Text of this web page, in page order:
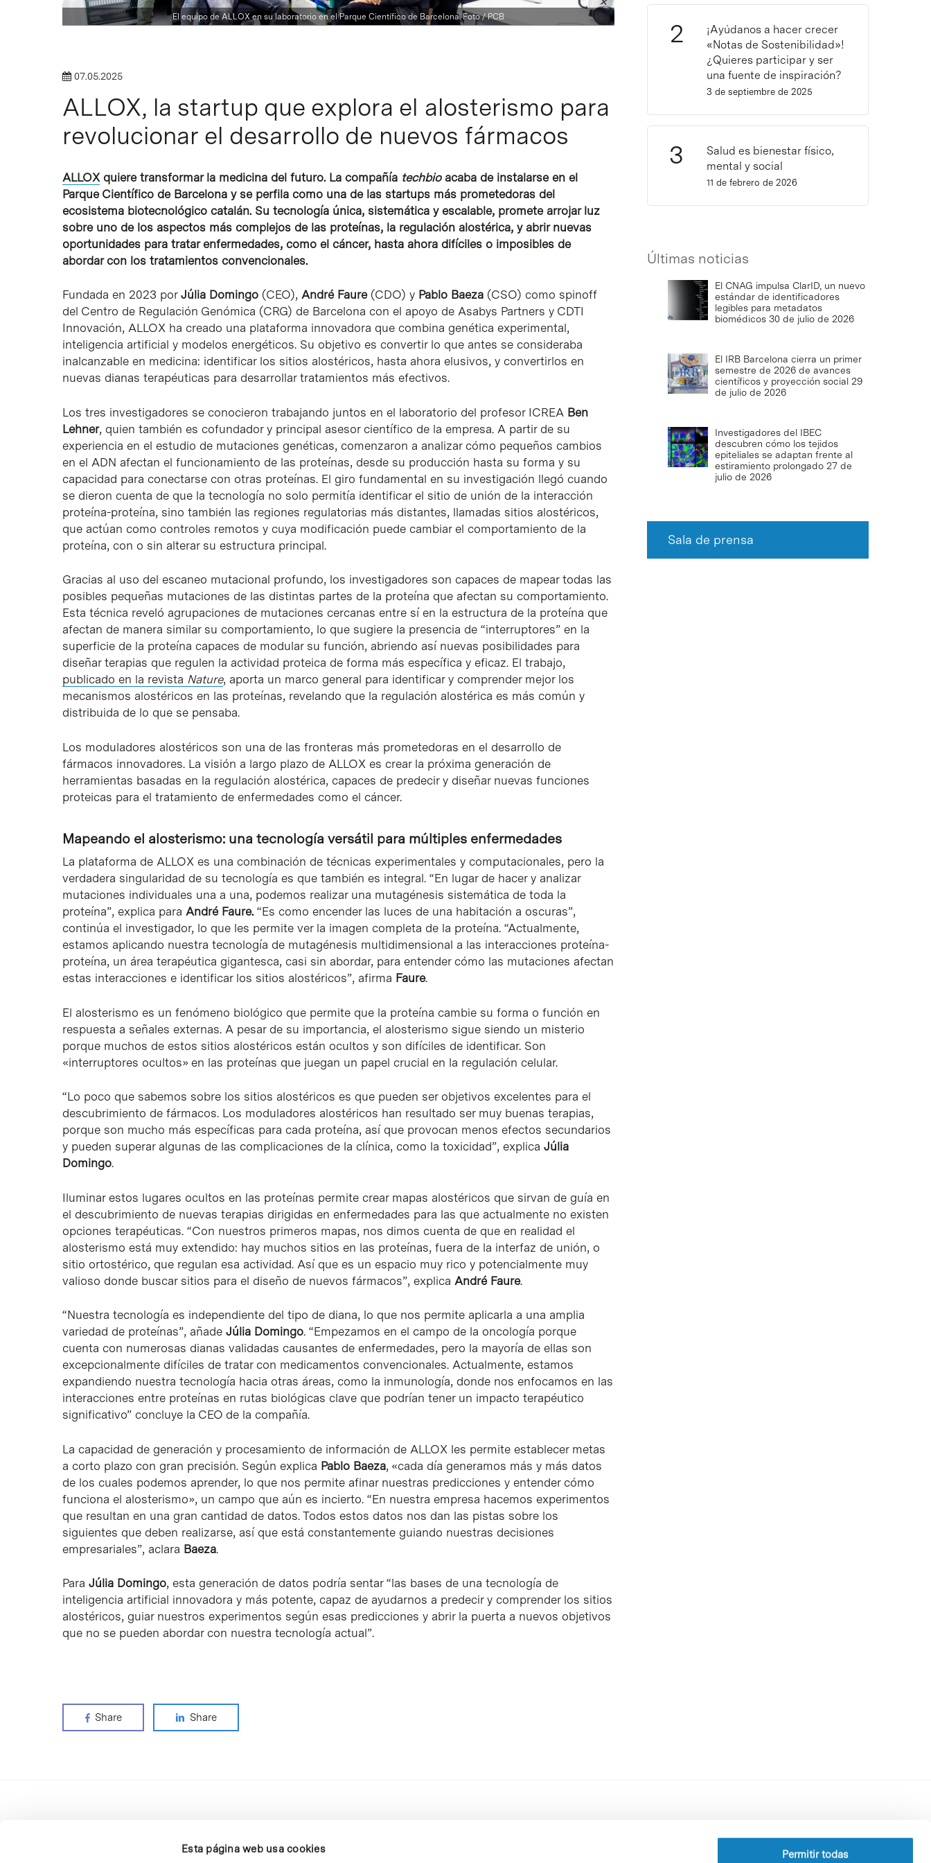
Esta página web usa cookies Permitir todas
El equipo de ALLOX en su laboratorio en el Parque Científico de Barcelona. Foto / PCB
07.05.2025
ALLOX, la startup que explora el alosterismo para
revolucionar el desarrollo de nuevos fármacos
ALLOX quiere transformar la medicina del futuro. La compañía techbioacaba de instalarse en el
Parque Científico de Barcelona y se perfila como una de las startups más prometedoras del
ecosistema biotecnológico catalán. Su tecnología única, sistemática y escalable, promete arrojar luz
sobre uno de los aspectos más complejos de las proteínas, la regulación alostérica, y abrir nuevas
oportunidades para tratar enfermedades, como el cáncer, hasta ahora difíciles o imposibles de
abordar con los tratamientos convencionales.
Fundada en 2023 por Júlia Domingo (CEO), André Faure(CDO) y Pablo Baeza (CSO) como spinoff
del Centro de Regulación Genómica (CRG) de Barcelona con el apoyo de Asabys Partners y CDTI
Innovación, ALLOX ha creado una plataforma innovadora que combina genética experimental,
inteligencia artificial y modelos energéticos. Su objetivo es convertir lo que antes se consideraba
inalcanzable en medicina: identificar los sitios alostéricos, hasta ahora elusivos, y convertirlos en
nuevas dianas terapéuticas para desarrollar tratamientos más efectivos.
Los tres investigadores se conocieron trabajando juntos en el laboratorio del profesor ICREA Ben
Lehner, quien también es cofundador y principal asesor científico de la empresa. A partir de su
experiencia en el estudio de mutaciones genéticas, comenzaron a analizar cómo pequeños cambios
en el ADN afectan el funcionamiento de las proteínas, desde su producción hasta su forma y su
capacidad para conectarse con otras proteínas. El giro fundamental en su investigación llegó cuando
se dieron cuenta de que la tecnología no solo permitía identificar el sitio de unión de la interacción
proteína-proteína, sino también las regiones regulatorias más distantes, llamadas sitios alostéricos,
que actúan como controles remotos y cuya modificación puede cambiar el comportamiento de la
proteína, con o sin alterar su estructura principal.
Gracias al uso del escaneo mutacional profundo, los investigadores son capaces de mapear todas las
posibles pequeñas mutaciones de las distintas partes de la proteína que afectan su comportamiento.
Esta técnica reveló agrupaciones de mutaciones cercanas entre sí en la estructura de la proteína que
afectan de manera similar su comportamiento, lo que sugiere la presencia de “interruptores” en la
superficie de la proteína capaces de modular su función, abriendo así nuevas posibilidades para
diseñar terapias que regulen la actividad proteica de forma más específica y eficaz. El trabajo,
publicado en la revista Nature, aporta un marco general para identificar y comprender mejor los
mecanismos alostéricos en las proteínas, revelando que la regulación alostérica es más común y
distribuida de lo que se pensaba.
Los moduladores alostéricos son una de las fronteras más prometedoras en el desarrollo de
fármacos innovadores. La visión a largo plazo de ALLOX es crear la próxima generación de
herramientas basadas en la regulación alostérica, capaces de predecir y diseñar nuevas funciones
proteicas para el tratamiento de enfermedades como el cáncer.
Mapeando el alosterismo: una tecnología versátil para múltiples enfermedades
La plataforma de ALLOX es una combinación de técnicas experimentales y computacionales, pero la
verdadera singularidad de su tecnología es que también es integral. “En lugar de hacer y analizar
mutaciones individuales una a una, podemos realizar una mutagénesis sistemática de toda la
proteína”, explica para André Faure. “Es como encender las luces de una habitación a oscuras”,
continúa el investigador, lo que les permite ver la imagen completa de la proteína. “Actualmente,
estamos aplicando nuestra tecnología de mutagénesis multidimensional a las interacciones proteína-
proteína, un área terapéutica gigantesca, casi sin abordar, para entender cómo las mutaciones afectan
estas interacciones e identificar los sitios alostéricos”, afirma Faure.
El alosterismo es un fenómeno biológico que permite que la proteína cambie su forma o función en
respuesta a señales externas. A pesar de su importancia, el alosterismo sigue siendo un misterio
porque muchos de estos sitios alostéricos están ocultos y son difíciles de identificar. Son
«interruptores ocultos» en las proteínas que juegan un papel crucial en la regulación celular.
“Lo poco que sabemos sobre los sitios alostéricos es que pueden ser objetivos excelentes para el
descubrimiento de fármacos. Los moduladores alostéricos han resultado ser muy buenas terapias,
porque son mucho más específicas para cada proteína, así que provocan menos efectos secundarios
y pueden superar algunas de las complicaciones de la clínica, como la toxicidad”, explica Júlia
Domingo.
Iluminar estos lugares ocultos en las proteínas permite crear mapas alostéricos que sirvan de guía en
el descubrimiento de nuevas terapias dirigidas en enfermedades para las que actualmente no existen
opciones terapéuticas. “Con nuestros primeros mapas, nos dimos cuenta de que en realidad el
alosterismo está muy extendido: hay muchos sitios en las proteínas, fuera de la interfaz de unión, o
sitio ortostérico, que regulan esa actividad. Así que es un espacio muy rico y potencialmente muy
valioso donde buscar sitios para el diseño de nuevos fármacos”, explica André Faure.
“Nuestra tecnología es independiente del tipo de diana, lo que nos permite aplicarla a una amplia
variedad de proteínas”, añade Júlia Domingo. “Empezamos en el campo de la oncología porque
cuenta con numerosas dianas validadas causantes de enfermedades, pero la mayoría de ellas son
excepcionalmente difíciles de tratar con medicamentos convencionales. Actualmente, estamos
expandiendo nuestra tecnología hacia otras áreas, como la inmunología, donde nos enfocamos en las
interacciones entre proteínas en rutas biológicas clave que podrían tener un impacto terapéutico
significativo” concluye la CEO de la compañía.
La capacidad de generación y procesamiento de información de ALLOX les permite establecer metas
a corto plazo con gran precisión. Según explica Pablo Baeza, «cada día generamos más y más datos
de los cuales podemos aprender, lo que nos permite afinar nuestras predicciones y entender cómo
funciona el alosterismo», un campo que aún es incierto. “En nuestra empresa hacemos experimentos
que resultan en una gran cantidad de datos. Todos estos datos nos dan las pistas sobre los
siguientes que deben realizarse, así que está constantemente guiando nuestras decisiones
empresariales”, aclara Baeza.
Para Júlia Domingo, esta generación de datos podría sentar “las bases de una tecnología de
inteligencia artificial innovadora y más potente, capaz de ayudarnos a predecir y comprender los sitios
alostéricos, guiar nuestros experimentos según esas predicciones y abrir la puerta a nuevos objetivos
que no se pueden abordar con nuestra tecnología actual”.
Share Share
¡Ayúdanos a hacer crecer
«Notas de Sostenibilidad»!
¿Quieres participar y ser
una fuente de inspiración?
3 de septiembre de 2025
Salud es bienestar físico,
mental y social
11 de febrero de 2026
Últimas noticias
El CNAG impulsa ClarID, un nuevo
estándar de identificadores
legibles para metadatos
biomédicos 30 de julio de 2026
El IRB Barcelona cierra un primer
semestre de 2026 de avances
científicos y proyección social 29
de julio de 2026
Investigadores del IBEC
descubren cómo los tejidos
epiteliales se adaptan frente al
estiramiento prolongado 27 de
julio de 2026
Sala de prensa
Perfil del contratante
Política de privacidad